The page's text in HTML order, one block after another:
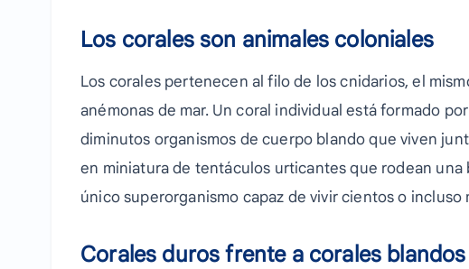
Los corales son animales coloniales
Los corales pertenecen al filo de los cnidarios, el
anémonas de mar. Un coral individual está formado
diminutos organismos de cuerpo blando que viven
en miniatura de tentáculos urticantes que rodean
único superorganismo capaz de vivir cientos o incluso
Corales duros frente a corales blandos